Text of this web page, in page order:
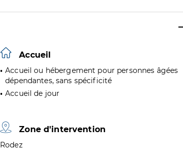
Accueil
Accueil ou hébergement pour personnes âgées
dépendantes, sans spécificité
Accueil de jour
Zone d'intervention
Zone
Rodez